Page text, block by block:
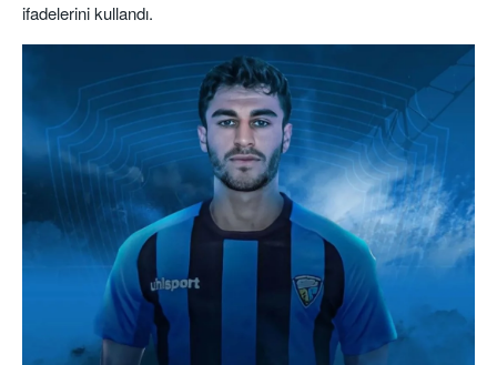
ifadelerini kullandı.